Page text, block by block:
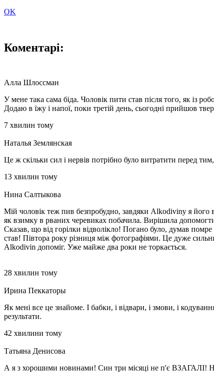
OK
Коментарі:
Алла Шлоссман
У мене така сама біда. Чоловік пити став після того, як із
Додаю в їжу і напої, поки третій день, сьогодні прийшов
7 хвилин тому
Наталья Землянская
Це ж скільки сил і нервів потрібно було витратити перед
13 хвилин тому
Нина Салтыкова
Мій чоловік теж пив безпробудно, завдяки Alkodivinу я його
як взимку в рваних черевиках побачила. Вирішила
Сказав, що від горілки відволікло! Погано було, думав
став! Півтора року різниця між фотографіями. Це дуже
Alkodivin допоміг. Уже майже два роки не торкається.
28 хвилин тому
Ирина Пеккаторы
Як мені все це знайоме. І бабки, і відвари, і змови, і
результати.
42 хвилини тому
Татьяна Денисова
А я з хорошими новинами! Син три місяці не п'є ВЗАГАЛІ!